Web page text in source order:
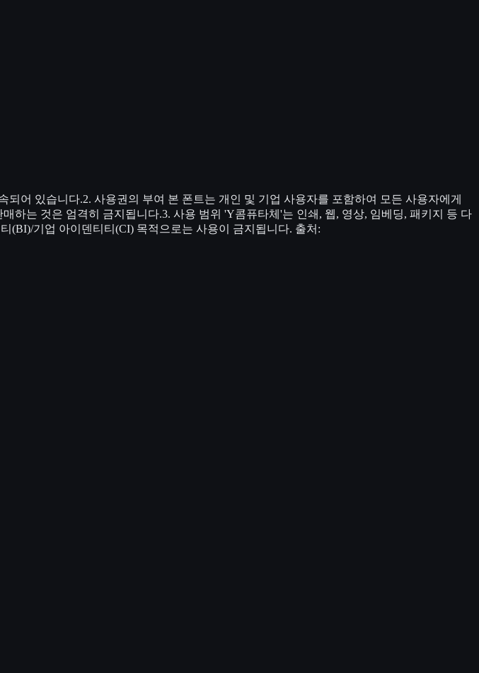
어 있습니다.2. 사용권의 부여 본 폰트는 개인 및 기업 사용자를 포함하여 모든 사용자에게
하는 것은 엄격히 금지됩니다.3. 사용 범위 'Y콤퓨타체'는 인쇄, 웹, 영상, 임베딩, 패키지 등 다
(BI)/기업 아이덴티티(CI) 목적으로는 사용이 금지됩니다. 출처: